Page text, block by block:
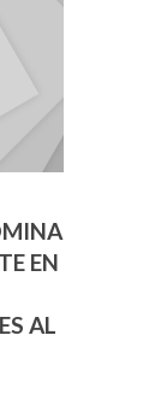
EN
AL